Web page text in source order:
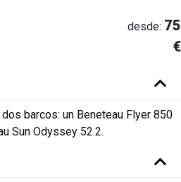
desde: 75
€
Neerlandés
barcos: un Beneteau Flyer 850
Sun Odyssey 52.2.